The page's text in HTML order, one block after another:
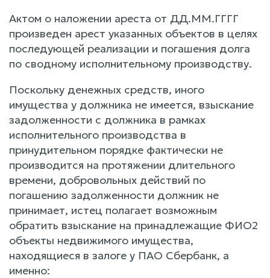
Актом о наложении ареста от ДД.ММ.ГГГГ
произведен арест указанных объектов в целях
последующей реализации и погашения долга
по сводному исполнительному производству.
Поскольку денежных средств, иного
имущества у должника не имеется, взыскание
задолженности с должника в рамках
исполнительного производства в
принудительном порядке фактически не
производится на протяжении длительного
времени, добровольных действий по
погашению задолженности должник не
принимает, истец полагает возможным
обратить взыскание на принадлежащие ФИО2
объекты недвижимого имущества,
находящиеся в залоге у ПАО Сбербанк, а
именно: